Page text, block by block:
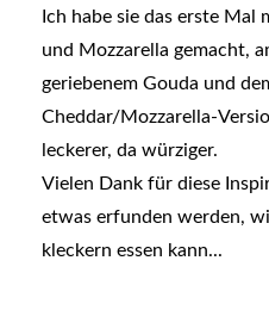
Ich habe sie das erste Mal
und Mozzarella gemacht,
geriebenem Gouda und
Cheddar/Mozzarella-
leckerer, da würziger.
Vielen Dank für diese
etwas erfunden werden,
kleckern essen kann...